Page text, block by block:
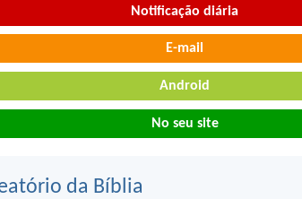
Notificação diária
E-mail
Android
No seu site
da Bíblia